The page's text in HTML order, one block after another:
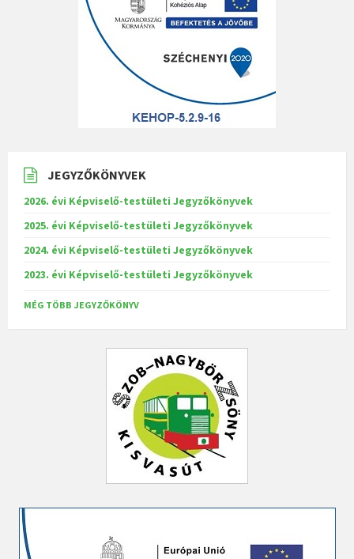
JEGYZŐKÖNYVEK
2026. évi Képviselő-testületi Jegyzőkönyvek
2025. évi Képviselő-testületi Jegyzőkönyvek
2024. évi Képviselő-testületi Jegyzőkönyvek
2023. évi Képviselő-testületi Jegyzőkönyvek
MÉG TÖBB JEGYZŐKÖNYV